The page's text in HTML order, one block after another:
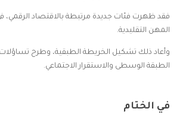
فقد ظهرت فئات جديدة مرتبطة بالاقتصاد
المهن التقليدية.
وأعاد ذلك تشكيل الخريطة الطبقية، وطرح
الطبقة الوسطى والاستقرار الاجتماعي.
في الختام